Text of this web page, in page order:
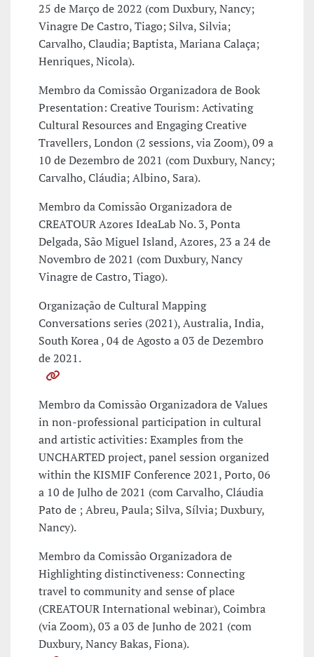
25 de Março de 2022 (com Duxbury, Nancy;
Vinagre De Castro, Tiago; Silva, Silvia;
Carvalho, Claudia; Baptista, Mariana Calaça;
Henriques, Nicola).
Membro da Comissão Organizadora de Book
Presentation: Creative Tourism: Activating
Cultural Resources and Engaging Creative
Travellers, London (2 sessions, via Zoom), 09 a
10 de Dezembro de 2021 (com Duxbury, Nancy;
Carvalho, Cláudia; Albino, Sara).
Membro da Comissão Organizadora de
CREATOUR Azores IdeaLab No. 3, Ponta
Delgada, São Miguel Island, Azores, 23 a 24 de
Novembro de 2021 (com Duxbury, Nancy
Vinagre de Castro, Tiago).
Organização de Cultural Mapping
Conversations series (2021), Australia, India,
South Korea , 04 de Agosto a 03 de Dezembro
de 2021.
Membro da Comissão Organizadora de Values
in non-professional participation in cultural
and artistic activities: Examples from the
UNCHARTED project, panel session organized
within the KISMIF Conference 2021, Porto, 06
a 10 de Julho de 2021 (com Carvalho, Cláudia
Pato de ; Abreu, Paula; Silva, Sílvia; Duxbury,
Nancy).
Membro da Comissão Organizadora de
Highlighting distinctiveness: Connecting
travel to community and sense of place
(CREATOUR International webinar), Coimbra
(via Zoom), 03 a 03 de Junho de 2021 (com
Duxbury, Nancy Bakas, Fiona).